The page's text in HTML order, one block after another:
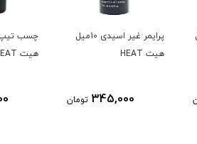
پرایمر غیر اسیدی 10میل
هیت HEAT
345,000 تومان
چسب تیپ
هیت HEAT